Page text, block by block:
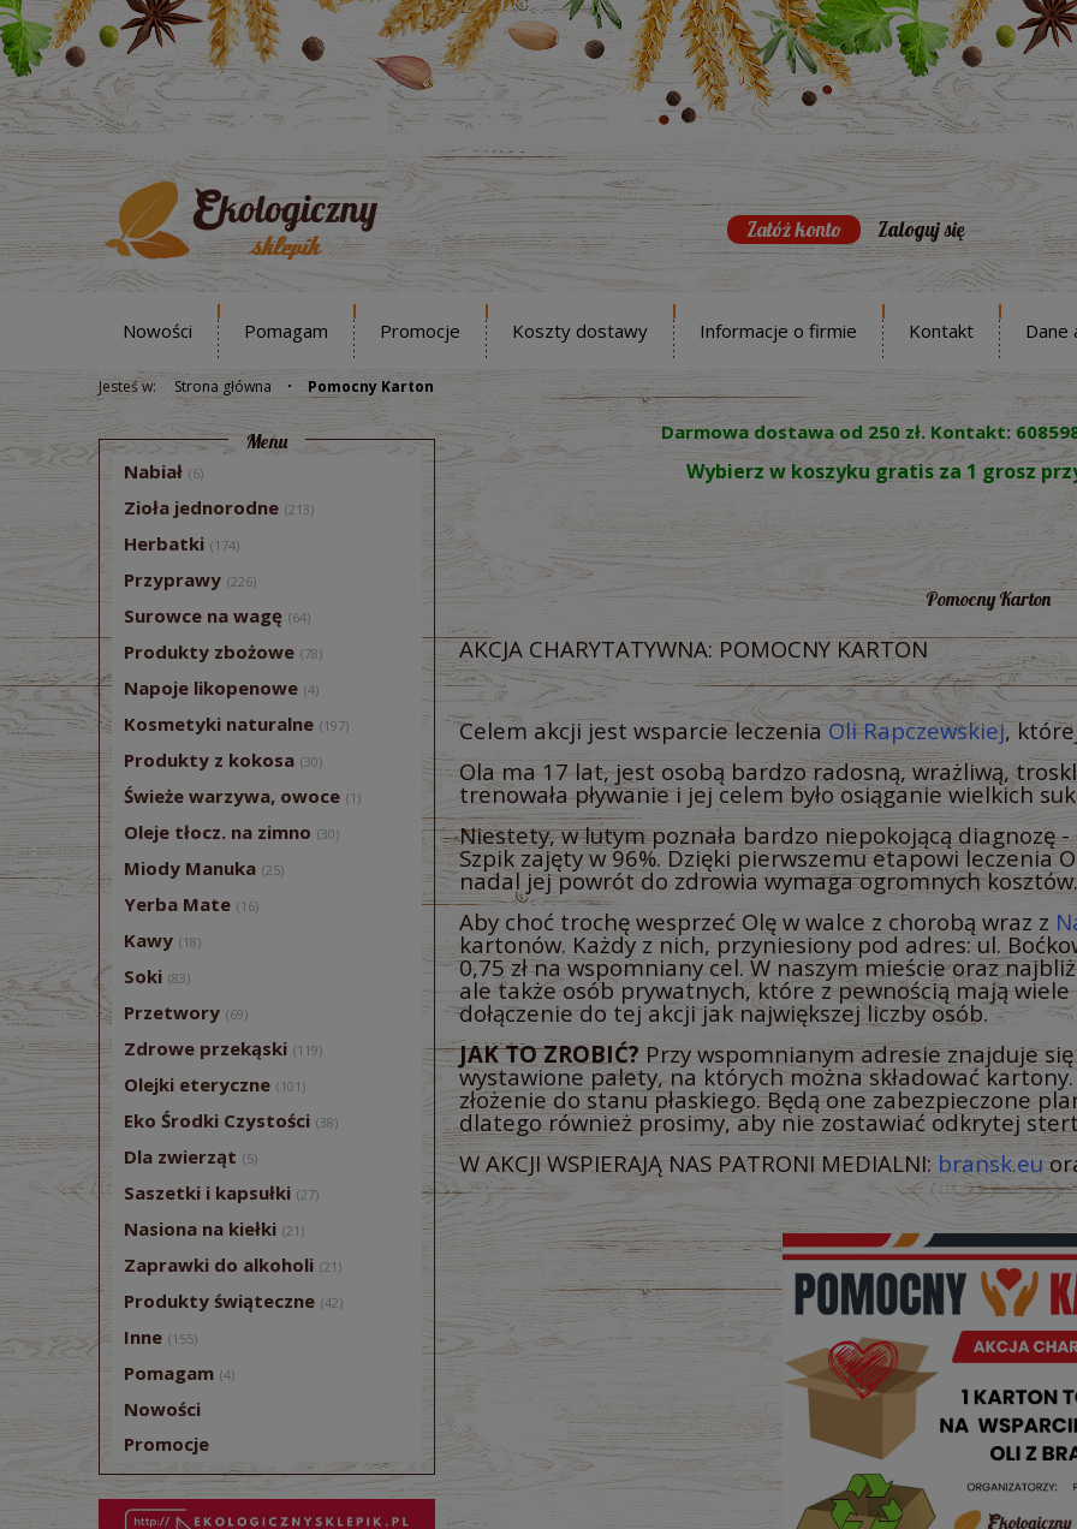
Załóż konto Zaloguj się
Nowości Pomagam Promocje Koszty dostawy Informacje o firmie Kontakt Dane
Jesteś w: Strona główna Pomocny Karton
Menu
Nabiał (6)
Zioła jednorodne (213)
Herbatki (174)
Przyprawy (226)
Surowce na wagę (64)
Produkty zbożowe (78)
Napoje likopenowe (4)
Kosmetyki naturalne (197)
Produkty z kokosa (30)
Świeże warzywa, owoce (1)
Oleje tłocz. na zimno (30)
Miody Manuka (25)
Yerba Mate (16)
Kawy (18)
Soki (83)
Przetwory (69)
Zdrowe przekąski (119)
Olejki eteryczne (101)
Eko Środki Czystości (38)
Dla zwierząt (5)
Saszetki i kapsułki (27)
Nasiona na kiełki (21)
Zaprawki do alkoholi (21)
Produkty świąteczne (42)
Inne (155)
Pomagam (4)
Nowości
Promocje
Darmowa dostawa od 250 zł. Kontakt:
Wybierz w koszyku gratis za 1 grosz
Pomocny Karton
AKCJA CHARYTATYWNA: POMOCNY KARTON
Celem akcji jest wsparcie leczenia Oli Rapczewskiej,
Ola ma 17 lat, jest osobą bardzo radosną, wrażliwą,
trenowała pływanie i jej celem było osiąganie wielkich
Niestety, w lutym poznała bardzo niepokojącą diagnozę
Szpik zajęty w 96%. Dzięki pierwszemu etapowi leczenia
nadal jej powrót do zdrowia wymaga ogromnych kosztów.
Aby choć trochę wesprzeć Olę w walce z chorobą wraz z
kartonów. Każdy z nich, przyniesiony pod adres: ul.
0,75 zł na wspomniany cel. W naszym mieście oraz
ale także osób prywatnych, które z pewnością mają
dołączenie do tej akcji jak największej liczby osób.
JAK TO ZROBIĆ? Przy wspomnianym adresie znajduje
wystawione palety, na których można składować
złożenie do stanu płaskiego. Będą one zabezpieczone
dlatego również prosimy, aby nie zostawiać odkrytej
W AKCJI WSPIERAJĄ NAS PATRONI MEDIALNI: bransk.eu